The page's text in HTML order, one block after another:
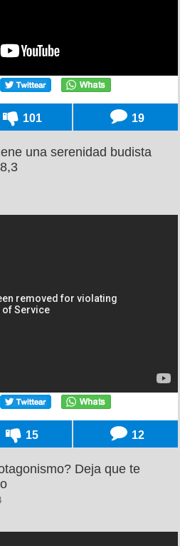
101 19
una serenidad budista
15 12
Deja que te